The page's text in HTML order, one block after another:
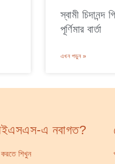
স্বামী
পূর্ণিমার বার্তা
এখন পড়ুন »
এ নবাগত?
করতে শিখুন